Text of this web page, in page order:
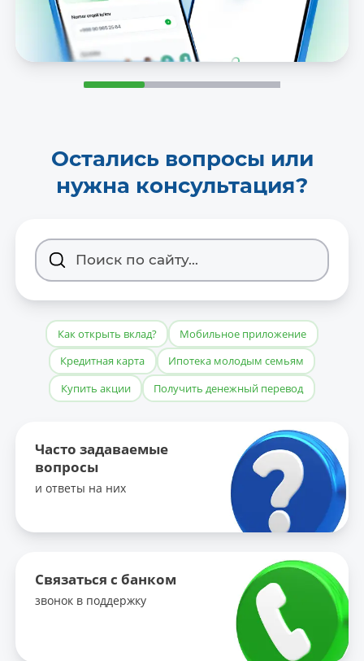
Остались вопросы или
нужна консультация?
Как открыть вклад?
Мобильное приложение
Кредитная карта
Ипотека молодым семьям
Купить акции
Получить денежный перевод
Часто задаваемые
вопросы
и ответы на них
Связаться с банком
звонок в поддержку